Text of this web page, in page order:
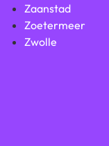
Zaanstad
Zoetermeer
Zwolle